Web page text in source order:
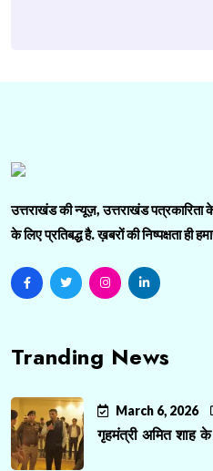
उत्तराखंड की न्यूज़, उत्तराखंड पत्रकारिता
के लिए प्रतिबद्ध है. ख़बरों की निष्पक्षता ही
Tranding News
March 6, 2026
गृहमंत्री अमित शाह